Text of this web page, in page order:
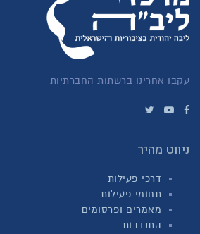
עקבו אחרינו ברשתות החברתיות
ניווט מהיר
דרכי פעילות
תחומי פעילות
מאמרים ופרסומים
התנדבות